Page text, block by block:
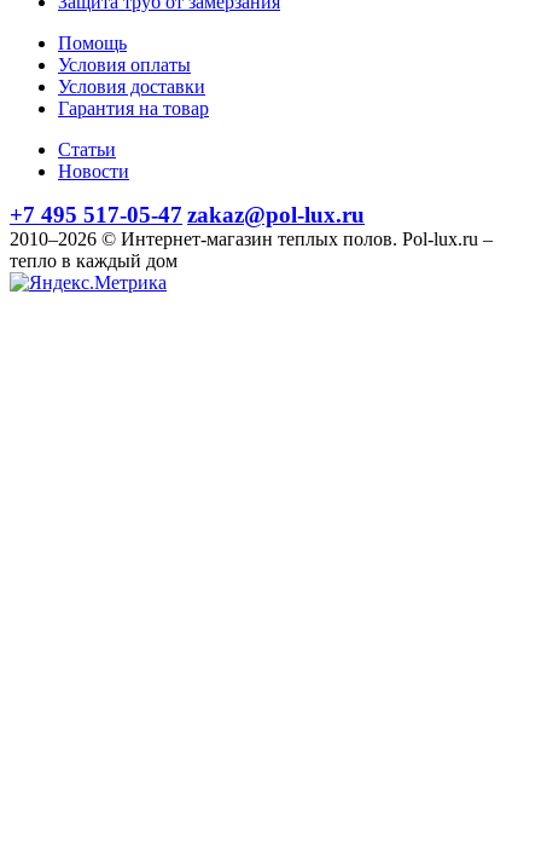
Помощь
Условия оплаты
Условия доставки
Гарантия на товар
Статьи
Новости
+7 495 517-05-47 zakaz@pol-lux.ru
2010–2026 © Интернет-магазин теплых полов. Pol-lux.ru –
тепло в каждый дом